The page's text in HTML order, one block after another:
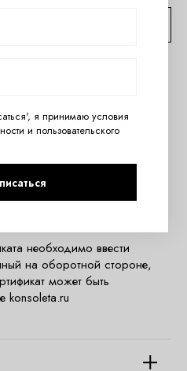
TELEGRAM
5000 рублей.
события, дни
сделать оригинальный и
любимой, другу или
именно подарить?
необходимо ввести
на оборотной стороне,
может быть
konsoleta.ru
я принимаю условия
и пользовательского